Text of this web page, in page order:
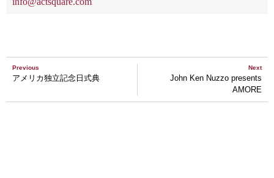
Previous
アメリカ独立記念日式典
Next
John Ken Nuzzo presents
AMORE